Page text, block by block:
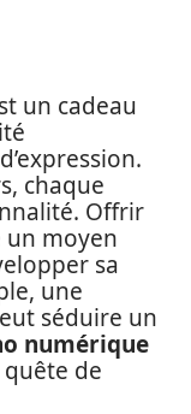
un cadeau
chaque
Offrir
moyen
sa
une
séduire un
numérique
de